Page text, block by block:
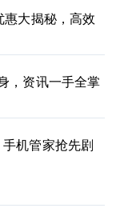
大揭秘，高效
，资讯一手全掌
机管家抢先剧